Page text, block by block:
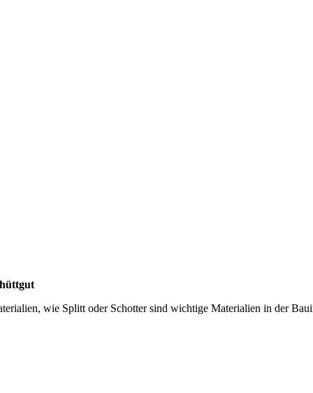
wie Splitt oder Schotter sind wichtige Materialien in der